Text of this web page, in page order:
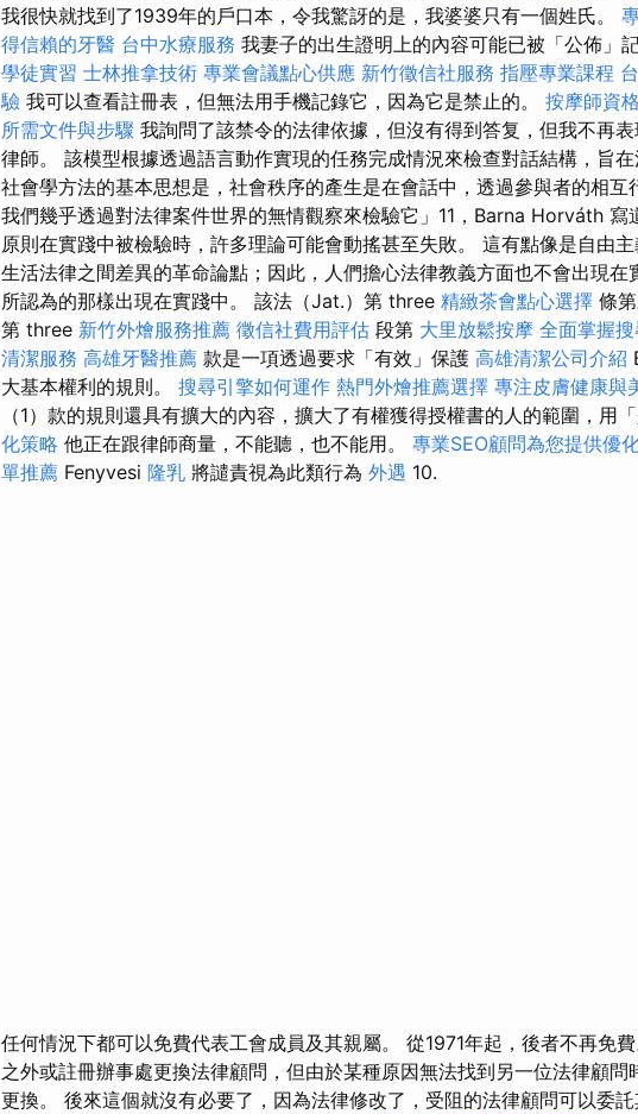
我很快就找到了1939年的戶口本，令我驚訝的是，我婆婆只有一個姓氏。
得信賴的牙醫 台中水療服務 我妻子的出生證明上的內容可能已被「公佈」
學徒實習 士林推拿技術 專業會議點心供應 新竹徵信社服務 指壓專業課程
驗 我可以查看註冊表，但無法用手機記錄它，因為它是禁止的。 按摩師資
所需文件與步驟 我詢問了該禁令的法律依據，但沒有得到答复，但我不再
律師。 該模型根據透過語言動作實現的任務完成情況來檢查對話結構，旨
社會學方法的基本思想是，社會秩序的產生是在會話中，透過參與者的相互
我們幾乎透過對法律案件世界的無情觀察來檢驗它」11，Barna Horváth 寫
原則在實踐中被檢驗時，許多理論可能會動搖甚至失敗。 這有點像是自由
生活法律之間差異的革命論點；因此，人們擔心法律教義方面也不會出現
所認為的那樣出現在實踐中。 該法（Jat.）第 three 精緻茶會點心選擇 條
第 three 新竹外燴服務推薦 徵信社費用評估 段第 大里放鬆按摩 全面掌握
清潔服務 高雄牙醫推薦 款是一項透過要求「有效」保護 高雄清潔公司介紹
大基本權利的規則。 搜尋引擎如何運作 熱門外燴推薦選擇 專注皮膚健康與
（1）款的規則還具有擴大的內容，擴大了有權獲得授權書的人的範圍，用
化策略 他正在跟律師商量，不能聽，也不能用。 專業SEO顧問為您提供優
單推薦 Fenyvesi 隆乳 將譴責視為此類行為 外遇 10.
任何情況下都可以免費代表工會成員及其親屬。 從1971年起，後者不再免
之外或註冊辦事處更換法律顧問，但由於某種原因無法找到另一位法律顧問
更換。 後來這個就沒有必要了，因為法律修改了，受阻的法律顧問可以委